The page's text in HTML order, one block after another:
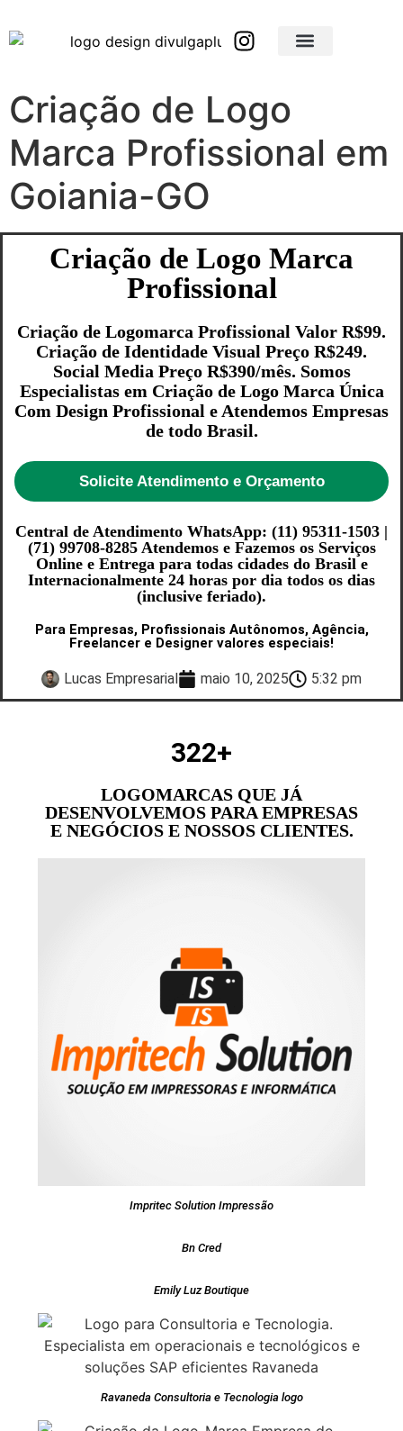
Criação de Logo
Marca Profissional em
Goiania-GO
Criação de Logo Marca
Profissional
Criação de Logomarca Profissional Valor R$99.
Criação de Identidade Visual Preço R$249.
Social Media Preço R$390/mês. Somos
Especialistas em Criação de Logo Marca Única
Com Design Profissional e Atendemos Empresas
de todo Brasil.
Solicite Atendimento e Orçamento
Central de Atendimento WhatsApp: (11) 95311-1503 |
(71) 99708-8285 Atendemos e Fazemos os Serviços
Online e Entrega para todas cidades do Brasil e
Internacionalmente 24 horas por dia todos os dias
(inclusive feriado).
Para Empresas, Profissionais Autônomos, Agência,
Freelancer e Designer valores especiais!
Lucas Empresarial maio 10, 2025 5:32 pm
322+
LOGOMARCAS QUE JÁ
DESENVOLVEMOS PARA EMPRESAS
E NEGÓCIOS E NOSSOS CLIENTES.
Impritec Solution Impressão
Bn Cred
Emily Luz Boutique
Ravaneda Consultoria e Tecnologia logo